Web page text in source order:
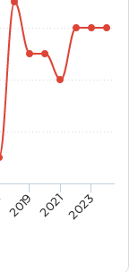
2019 20212023